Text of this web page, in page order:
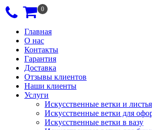
0
Главная
О нас
Контакты
Гарантия
Доставка
Отзывы клиентов
Наши клиенты
Услуги
Искусственные ветки и листья
Искусственные ветки для
Искусственные ветки в вазу